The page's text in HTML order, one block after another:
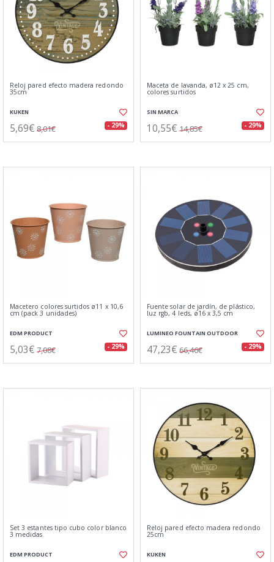
Reloj pared efecto madera redondo
35cm
KUKEN
5,69€ 8,01€ - 29%
Maceta de lavanda, ø12 x 25 cm,
colores surtidos
SIN MARCA
10,55€ 14,85€ - 29%
Macetero colores surtidos ø11 x 10,6
cm (pack 3 unidades)
EDM PRODUCT
5,03€ 7,08€ - 29%
Fuente solar de jardín, de plástico,
luz rgb, 4 leds, ø16 x 3,5 cm
LUMINEO FOUNTAIN OUTDOOR
47,23€ 66,46€ - 29%
Set 3 estantes tipo cubo color blanco
3 medidas
EDM PRODUCT
Reloj pared efecto madera redondo
25cm
KUKEN